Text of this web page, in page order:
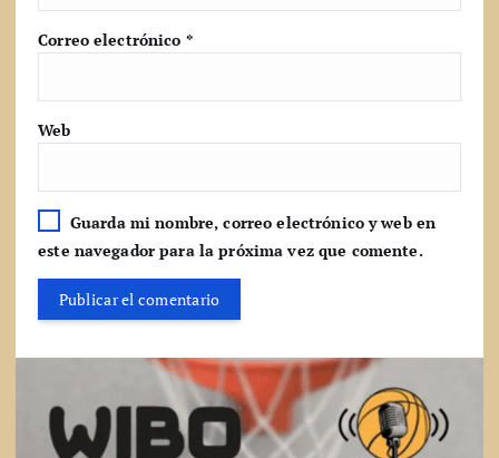
Correo electrónico *
Web
Guarda mi nombre, correo electrónico y web en
este navegador para la próxima vez que comente.